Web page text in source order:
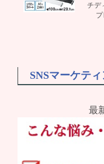
チデ
SNSマーケテ
最